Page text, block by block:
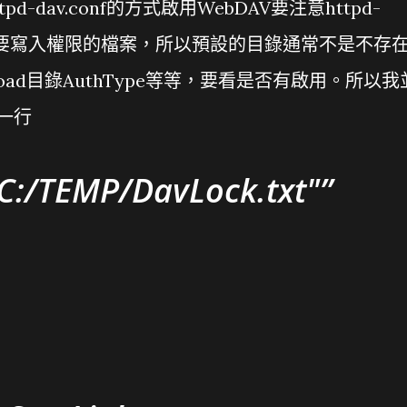
dav.conf的方式啟用WebDAV要注意httpd-
入權限的檔案，所以預設的目錄通常不是不存
目錄AuthType等等，要看是否有啟用。所以我
行
TEMP/DavLock.txt"